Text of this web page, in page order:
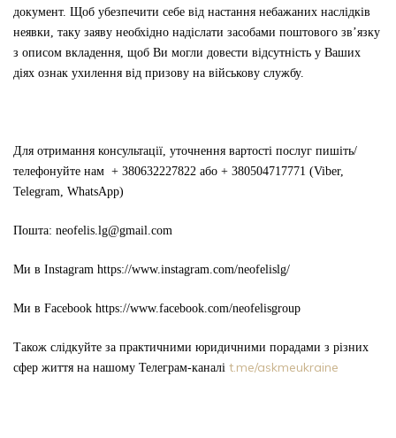
документ. Щоб убезпечити себе від настання небажаних наслідків
неявки, таку заяву необхідно надіслати засобами поштового зв’язку
з описом вкладення, щоб Ви могли довести відсутність у Ваших
діях ознак ухилення від призову на військову службу.
Для отримання консультації, уточнення вартості послуг пишіть/
телефонуйте нам + 380632227822 або + 380504717771 (Viber,
Telegram, WhatsApp)
Пошта: neofelis.lg@gmail.com
Ми в Instagram https://www.instagram.com/neofelislg/
Ми в Facebook https://www.facebook.com/neofelisgroup
Також слідкуйте за практичними юридичними порадами з різних
сфер життя на нашому Телеграм-каналі t.me/askmeukraine